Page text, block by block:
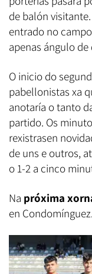
de balón
entrado no
apenas ángulo
O inicio do
pabellonistas xa
anotaría o tanto
partido. Os
rexistrasen
de uns e outros,
o 1-2 a cinco
Na próxima
en Condomínguez.